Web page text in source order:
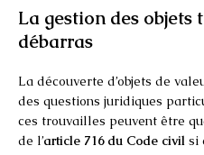
La gestion des objets
débarras
La découverte d’objets de
des questions juridiques
ces trouvailles peuvent être
de l’article 716 du Code civil si